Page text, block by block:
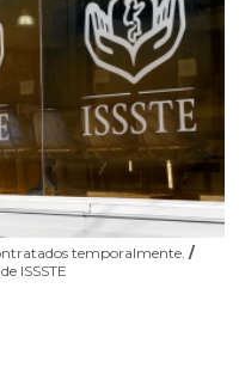
temporalmente. /
ISSSTE